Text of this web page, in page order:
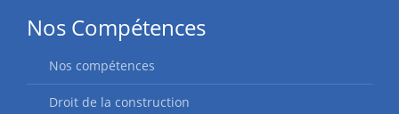
Nos Compétences
Nos compétences
Droit de la construction